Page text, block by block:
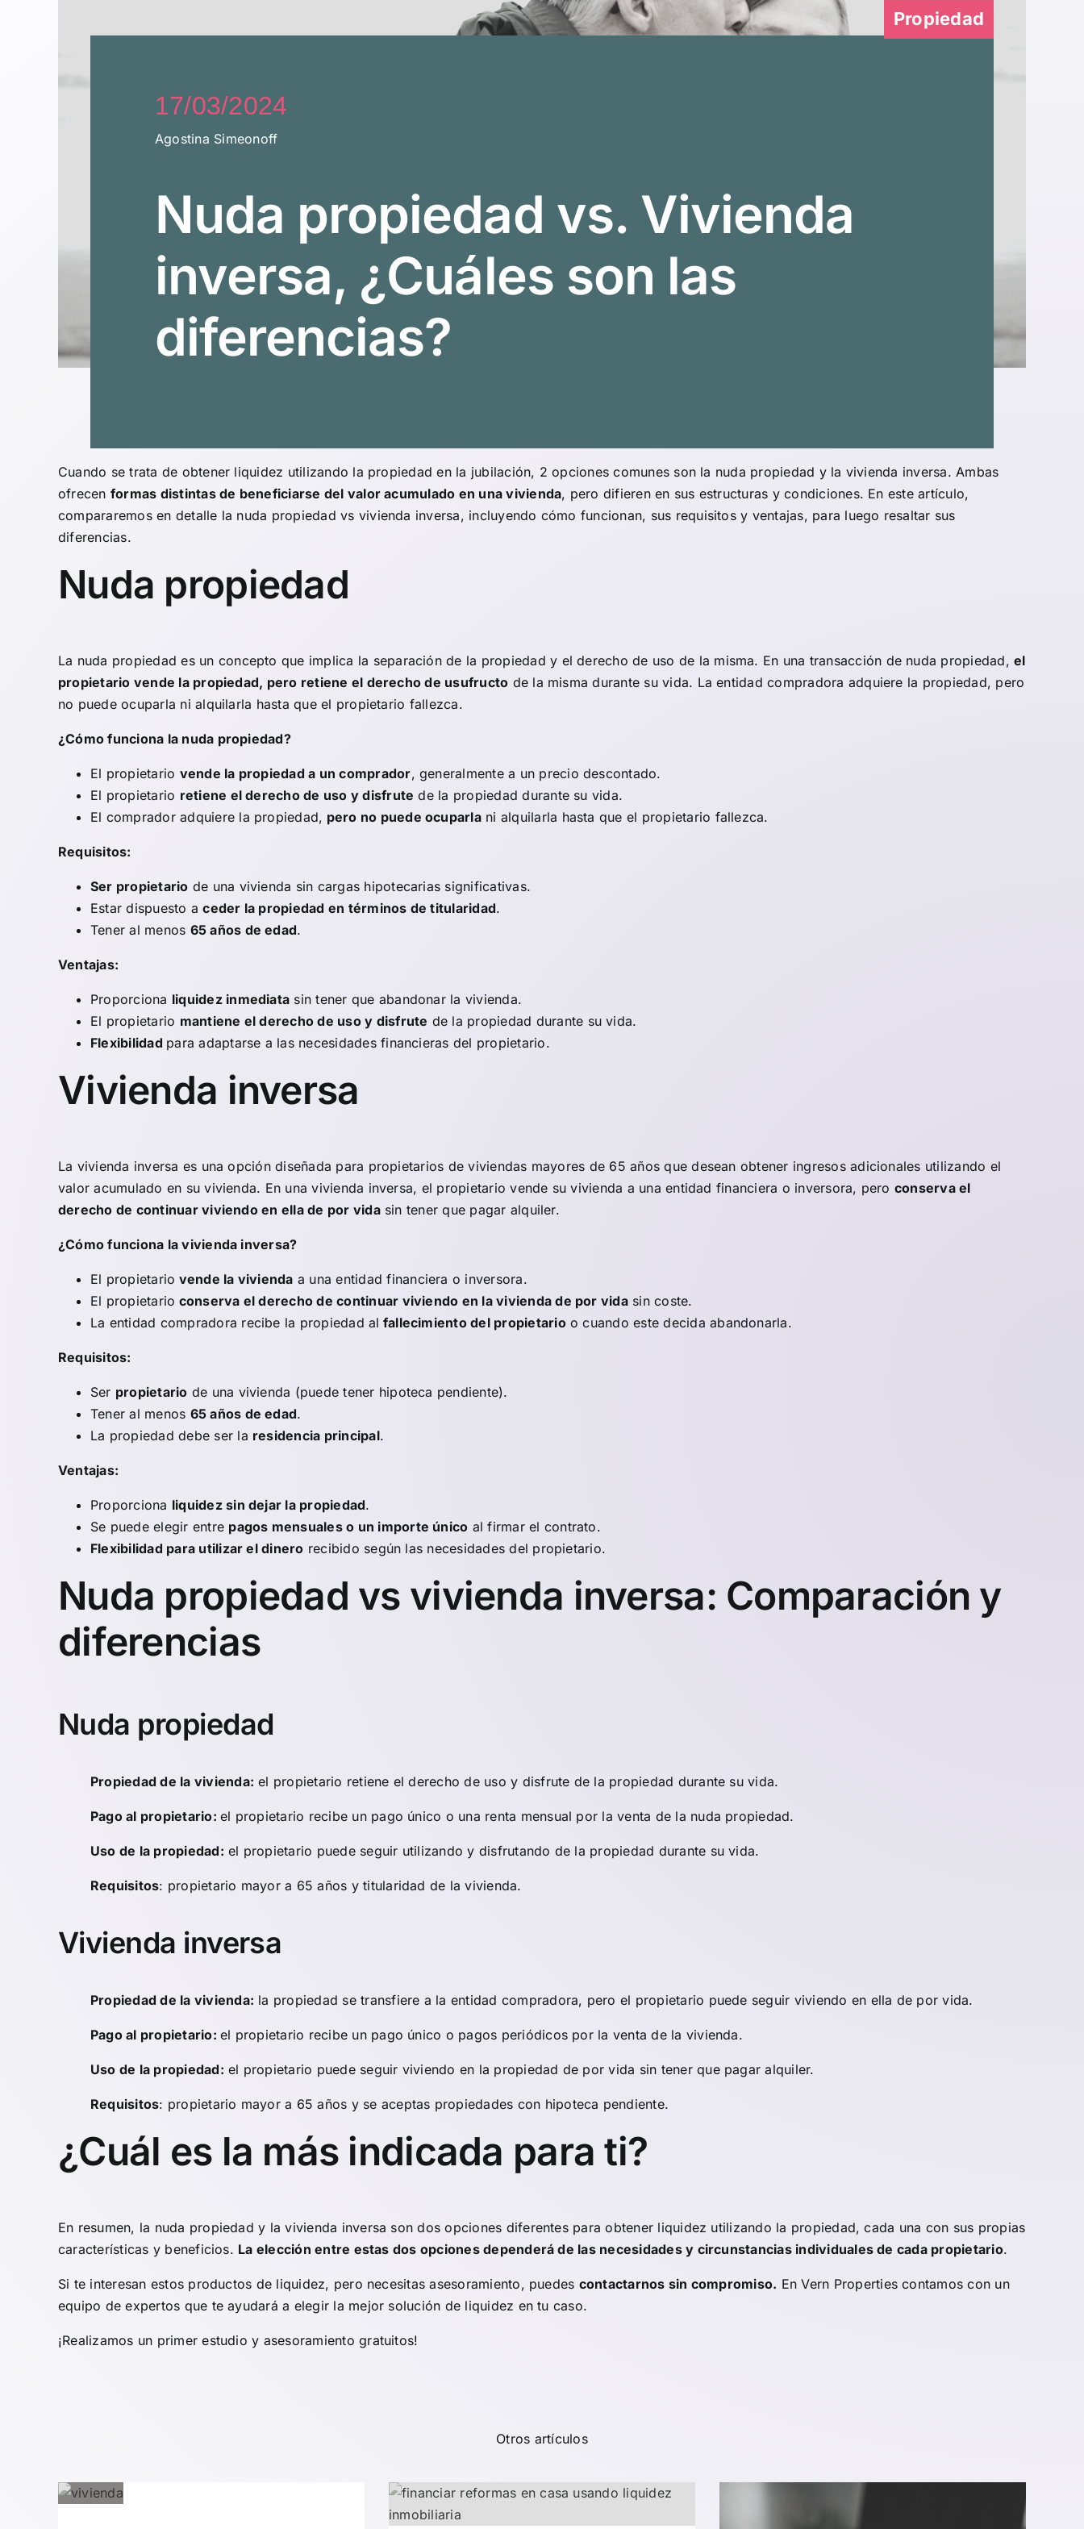
Propiedad
17/03/2024
Agostina Simeonoff
Nuda propiedad vs. Vivienda
inversa, ¿Cuáles son las
diferencias?
Cuando se trata de obtener liquidez utilizando la propiedad en la jubilación, 2 opciones comunes son la nuda propiedad y la vivienda inversa. Ambas
ofrecen formas distintas de beneficiarse del valor acumulado en una vivienda, pero difieren en sus estructuras y condiciones. En este artículo,
compararemos en detalle la nuda propiedad vs vivienda inversa, incluyendo cómo funcionan, sus requisitos y ventajas, para luego resaltar sus
diferencias.
Nuda propiedad
La nuda propiedad es un concepto que implica la separación de la propiedad y el derecho de uso de la misma. En una transacción de nuda propiedad,el
propietario vende la propiedad, pero retiene el derecho de usufructo de la misma durante su vida. La entidad compradora adquiere la propiedad, pero
no puede ocuparla ni alquilarla hasta que el propietario fallezca.
¿Cómo funciona la nuda propiedad?
El propietario vende la propiedad a un comprador, generalmente a un precio descontado.
El propietario retiene el derecho de uso y disfrute de la propiedad durante su vida.
El comprador adquiere la propiedad, pero no puede ocuparlani alquilarla hasta que el propietario fallezca.
Requisitos:
Ser propietario de una vivienda sin cargas hipotecarias significativas.
Estar dispuesto aceder la propiedad en términos de titularidad.
Tener al menos 65 años de edad.
Ventajas:
Proporciona liquidez inmediata sin tener que abandonar la vivienda.
El propietario mantiene el derecho de uso y disfrute de la propiedad durante su vida.
Flexibilidad para adaptarse a las necesidades financieras del propietario.
Vivienda inversa
La vivienda inversa es una opción diseñada para propietarios de viviendas mayores de 65 años que desean obtener ingresos adicionales utilizando el
valor acumulado en su vivienda. En una vivienda inversa, el propietario vende su vivienda a una entidad financiera o inversora, pero conserva el
derecho de continuar viviendo en ella de por vidasin tener que pagar alquiler.
¿Cómo funciona la vivienda inversa?
El propietario vende la vivienda a una entidad financiera o inversora.
El propietario conserva el derecho de continuar viviendo en la vivienda de por vidasin coste.
La entidad compradora recibe la propiedad al fallecimiento del propietarioo cuando este decida abandonarla.
Requisitos:
Ser propietario de una vivienda (puede tener hipoteca pendiente).
Tener al menos 65 años de edad.
La propiedad debe ser la residencia principal.
Ventajas:
Proporciona liquidez sin dejar la propiedad.
Se puede elegir entre pagos mensuales o un importe único al firmar el contrato.
Flexibilidad para utilizar el dinero recibido según las necesidades del propietario.
Nuda propiedad vs vivienda inversa: Comparación y
diferencias
Nuda propiedad
Propiedad de la vivienda: el propietario retiene el derecho de uso y disfrute de la propiedad durante su vida.
Pago al propietario:el propietario recibe un pago único o una renta mensual por la venta de la nuda propiedad.
Uso de la propiedad: el propietario puede seguir utilizando y disfrutando de la propiedad durante su vida.
Requisitos: propietario mayor a 65 años y titularidad de la vivienda.
Vivienda inversa
Propiedad de la vivienda: la propiedad se transfiere a la entidad compradora, pero el propietario puede seguir viviendo en ella de por vida.
Pago al propietario:el propietario recibe un pago único o pagos periódicos por la venta de la vivienda.
Uso de la propiedad: el propietario puede seguir viviendo en la propiedad de por vida sin tener que pagar alquiler.
Requisitos: propietario mayor a 65 años y se aceptas propiedades con hipoteca pendiente.
¿Cuál es la más indicada para ti?
En resumen, la nuda propiedad y la vivienda inversa son dos opciones diferentes para obtener liquidez utilizando la propiedad, cada una con sus propias
características y beneficios. La elección entre estas dos opciones dependerá de las necesidades y circunstancias individuales de cada propietario.
Si te interesan estos productos de liquidez, pero necesitas asesoramiento, puedes contactarnos sin compromiso. En Vern Properties contamos con un
equipo de expertos que te ayudará a elegir la mejor solución de liquidez en tu caso.
¡Realizamos un primer estudio y asesoramiento gratuitos!
Otros artículos